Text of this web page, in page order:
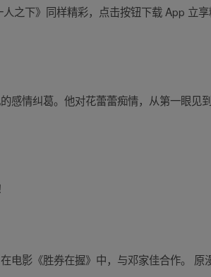
之下》同样精彩，点击按钮下载 App 立
感情纠葛。他对花蕾蕾痴情，从第一眼见
电影《胜券在握》中，与邓家佳合作。 原